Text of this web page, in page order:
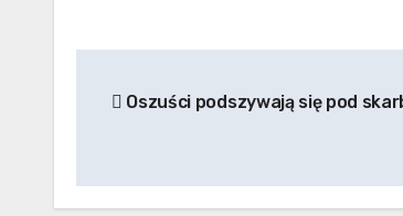
wpisu
Oszuści podszywają się pod